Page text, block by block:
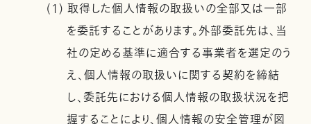
(1) 取得した個人情報の取扱いの全部又は一部
を委託することがあります。外部委託先は、当
社の定める基準に適合する事業者を選定のう
え、個人情報の取扱いに関する契約を締結
し、委託先における個人情報の取扱状況を把
握することにより、個人情報の安全管理が図